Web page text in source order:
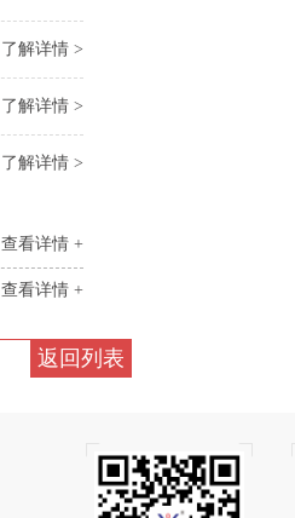
了解详情 >
了解详情 >
了解详情 >
查看详情 +
查看详情 +
返回列表